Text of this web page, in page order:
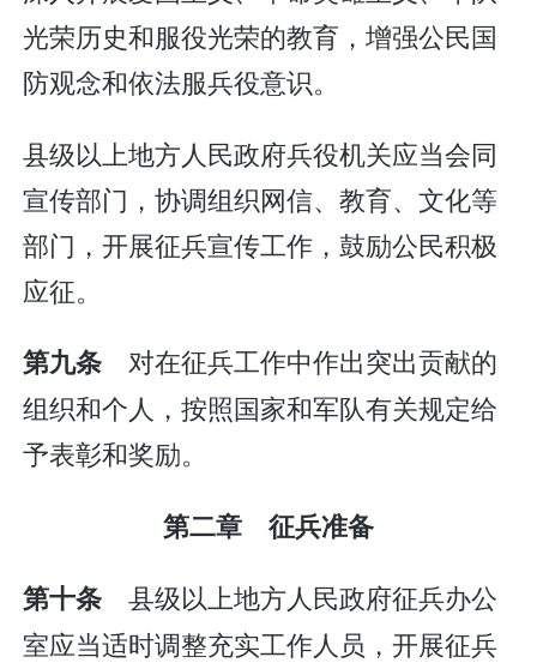
光荣历史和服役光荣的教育，增强公民国
防观念和依法服兵役意识。
县级以上地方人民政府兵役机关应当会同
宣传部门，协调组织网信、教育、文化等
部门，开展征兵宣传工作，鼓励公民积极
应征。
第九条 对在征兵工作中作出突出贡献的
组织和个人，按照国家和军队有关规定给
予表彰和奖励。
第二章 征兵准备
第十条 县级以上地方人民政府征兵办公
室应当适时调整充实工作人员，开展征兵